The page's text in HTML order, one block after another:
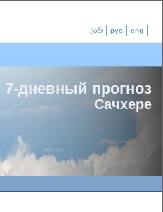
ქარ рус eng
7-дневный прогноз
Сачхере